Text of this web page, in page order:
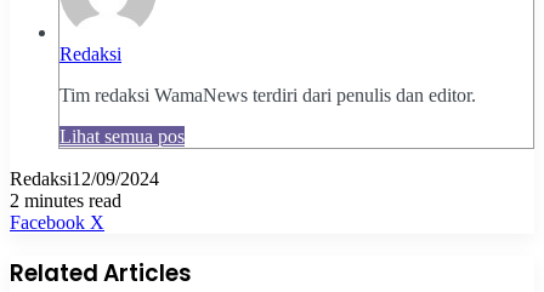
Redaksi
Tim redaksi WamaNews terdiri dari penulis dan editor.
Lihat semua pos
Redaksi12/09/2024
2 minutes read
Facebook X
Email
Related Articles